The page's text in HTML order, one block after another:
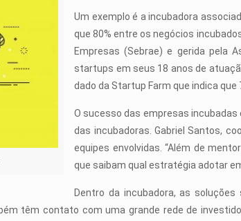
Um exemplo é a incubadora
que 80% entre os negócios
Empresas (Sebrae) e gerida pela
startups em seus 18 anos de
dado da Startup Farm que indica
O sucesso das empresas
das incubadoras. Gabriel Santos,
equipes envolvidas. “Além de
que saibam qual estratégia adotar
Dentro da incubadora, as
têm contato com uma grande rede de